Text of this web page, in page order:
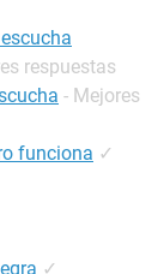
respuestas
- Mejores
funciona ✓
✓